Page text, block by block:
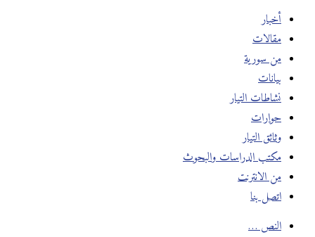
أخبار
مقالات
من سورية
بيانات
نشاطات التيار
حوارات
وثائق التيار
مكتب الدراسات والبحوث
من الانترنت
اتصل بنا
النص …